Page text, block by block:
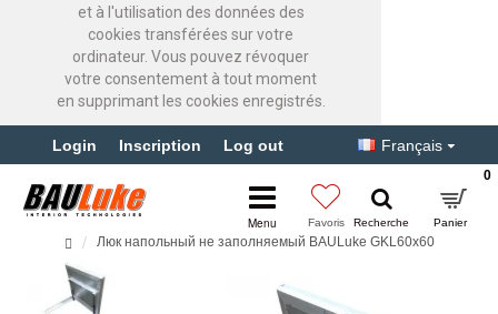
et à l'utilisation des données des
cookies transférées sur votre
ordinateur. Vous pouvez révoquer
votre consentement à tout moment
en supprimant les cookies enregistrés.
Login Inscription Log out Français
0
Люк напольный не заполняемый BAULuke GKL60x60